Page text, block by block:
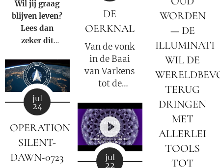
Wil jij graag
blijven leven?
Lees dan
zeker dit
jul
24
OPERATION
SILENT-
DAWN-0723
Rooms-
kerk binnen
onze huidige
samenleving.
WORDEN
— DE
ILLUMINATI
WIL DE
TERUG
DRINGEN
MET
ALLERLEI
TOOLS
TOT
DE
OERKNAL
Van de vonk
in de Baai
van Varkens
tot de
GESARA-
revolutie –
De dageraad
van een
nieuwe
jul
22